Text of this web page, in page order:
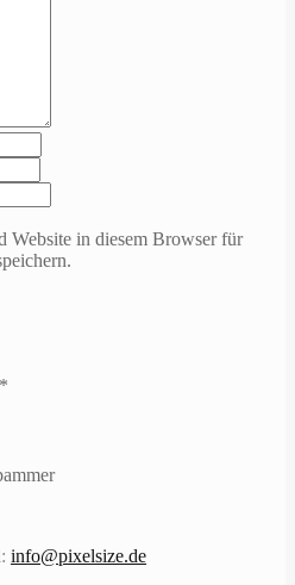
Website in diesem Browser für
*
info@pixelsize.de